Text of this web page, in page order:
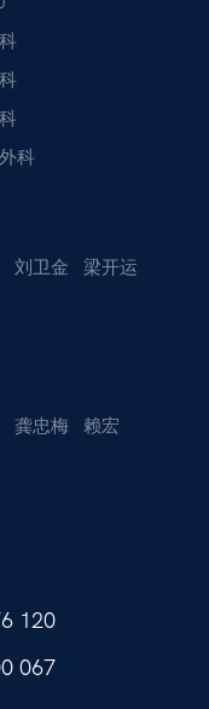
科
刘卫金
梁开运
龚忠梅
赖宏
120
067